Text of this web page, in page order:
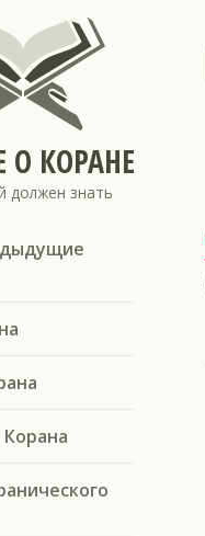
О КОРАНЕ
должен знать